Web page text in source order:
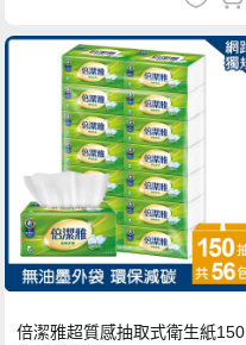
倍潔雅超質感抽取式衛生紙150